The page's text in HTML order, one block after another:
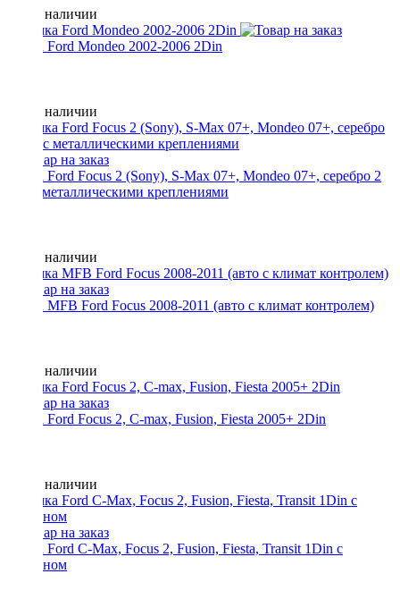
Нет в наличии
Рамка Ford Mondeo 2002-2006 2Din
Нет в наличии
Рамка Ford Focus 2 (Sony), S-Max 07+, Mondeo 07+, серебро 2
Din с металлическими креплениями
Нет в наличии
Рамка MFB Ford Focus 2008-2011 (авто с климат контролем)
Нет в наличии
Рамка Ford Focus 2, C-max, Fusion, Fiesta 2005+ 2Din
Нет в наличии
Рамка Ford C-Max, Focus 2, Fusion, Fiesta, Transit 1Din с
карманом